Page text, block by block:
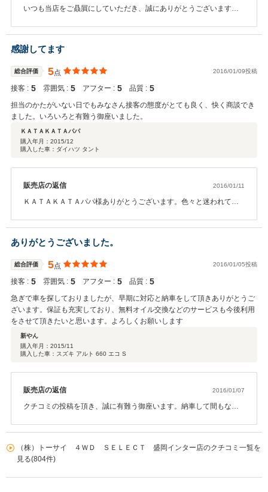
いつも当店をご贔屓にしていただき、誠にありがとうございます。
またご家族でお出かけしたおみやげ話を聞かせて下さいね！
感謝してます
総合評価 5点 2016/01/09投稿
接客 : 5 雰囲気 : 5 アフター : 5 品質 : 5
担当のかたがいない日でもみなさん接客の態度がとても良く、快く商談でき
ました。いろいろと有難う御座いました。
ＫＡＴＡＫＡＴＡパパ
購入年月： 2015/12
購入した車：ダイハツ タント
販売店の返信 2016/01/11
ＫＡＴＡＫＡＴＡパパ様ありがとうございます。色々と迷われてか
いができた事が、その瞬間に立ち会えた事が私たちの喜びです。こ
れからも長いお付き合いお願い致します。この度は本当にありがと
うございました。
ありがとうございました。
総合評価 5点 2016/01/05投稿
接客 : 5 雰囲気 : 5 アフター : 5 品質 : 5
急ぎで車を探しておりましたが、早期に対応と納車をして頂きありがとうご
ざいます。保証も充実しており、無料オイル交換などのサービスも今後利用
をさせて頂きたいと思います。よろしくお願いします
新やん
購入年月： 2015/11
購入した車：スズキ アルト 660 エコ S
販売店の返信 2016/01/07
クチコミの投稿を頂き、誠に有難う御座います。納車して間もない
（株）トーサイ ４ＷＤ ＳＥＬＥＣＴ 盛岡インター店のクチコミ一覧を
見る(804件)